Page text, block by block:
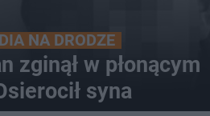
NA DRODZE
zginął w płonącym
syna